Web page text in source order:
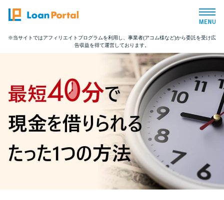
トップページ
おすすめコンテンツ
総合人気ランキング
とにかくすぐ借りたい方向け
バレずに借りたい方向け
※当サイトではアフィリエイトプログラムを利用し、事業者(アコム様など)から委託を受け広
告収益を得て運営しております。